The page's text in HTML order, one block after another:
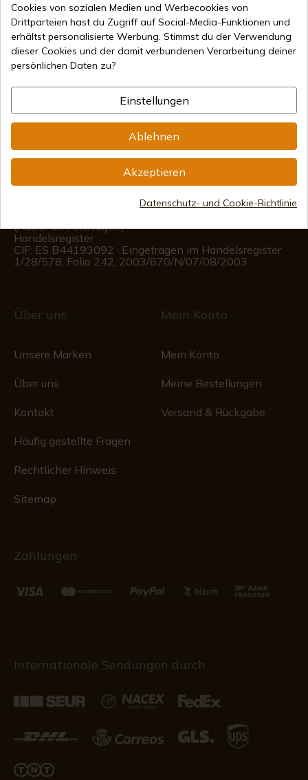
info@aceros-de-hispania.com
(Außer an Feiertagen)
Handelsregister
CIF: ES B44193092 · Eingetragen im Handelsregister
1/28/578, Folio 242, 2003/670/N/07/08/2003
Über uns
Unsere Marken
Über uns
Kontakt
Häufig gestellte Fragen
Rechtlicher Hinweis
Sitemap
Mein Konto
Mein Konto
Meine Bestellungen
Versand & Rückgabe
Zahlungen
Internationale Sendungen durch
Cookies von sozialen Medien und Werbecookies von
Drittparteien hast du Zugriff auf Social-Media-Funktionen und
erhältst personalisierte Werbung. Stimmst du der Verwendung
dieser Cookies und der damit verbundenen Verarbeitung deiner
persönlichen Daten zu?
Einstellungen
Ablehnen
Akzeptieren
Datenschutz- und Cookie-Richtlinie